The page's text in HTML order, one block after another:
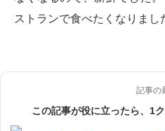
ストランで食べたくなりまし
記事の
この記事が役に立ったら、1